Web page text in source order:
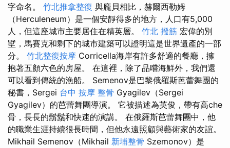
字命名。 竹北推拿整復 與龐貝相比，赫爾西勒姆
（Herculeneum）是一個安靜得多的地方，人口有5,000
人，但這座城市主要居住在精英層。 竹北 撥筋 宏偉的別
墅，馬賽克和剩下的城市建築可以證明這是世界遺產的一部
分。 竹北整復按摩 Corricella海岸有許多舒適的餐廳，擁
抱著五顏六色的房屋。 在這裡，除了品嚐海鮮外，我們還
可以看到傳統的漁船。 Semenov是巴黎俄羅斯芭蕾舞團的
秘書，Sergei 台中 按摩 整骨 Gyagilev（Sergei
Gyagilev）的芭蕾舞團導演。 它被描述為英俊，帶有高che
骨，長長的鬍鬚和快速的演講。 在俄羅斯芭蕾舞團中，他
的職業生涯持續很長時間，但他永遠照顧與藝術家的友誼。
Mikhail Semenov（Mikhail 新埔整骨 Szemonov）是